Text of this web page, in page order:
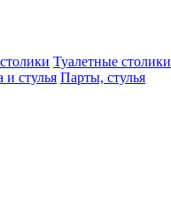
Туалетные столики
стулья Парты, стулья